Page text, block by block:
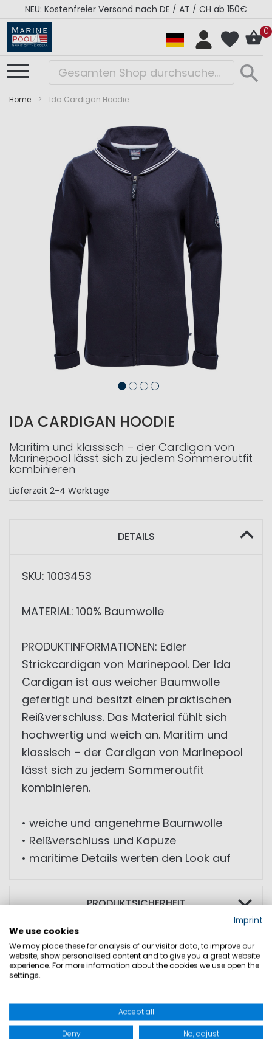
NEU: Kostenfreier Versand nach DE / AT / CH ab 150€
0
Home Ida Cardigan Hoodie
Bildergalerie
springen
Bildergalerie
springen
IDA CARDIGAN HOODIE
Maritim und klassisch – der Cardigan von
Marinepool lässt sich zu jedem Sommeroutfit
kombinieren
Lieferzeit 2-4 Werktage
DETAILS
SKU: 1003453
MATERIAL: 100% Baumwolle
PRODUKTINFORMATIONEN: Edler
Strickcardigan von Marinepool. Der Ida
Cardigan ist aus weicher Baumwolle
gefertigt und besitzt einen praktischen
Reißverschluss. Das Material fühlt sich
hochwertig und weich an. Maritim und
klassisch – der Cardigan von Marinepool
lässt sich zu jedem Sommeroutfit
kombinieren.
• weiche und angenehme Baumwolle
• Reißverschluss und Kapuze
• maritime Details werten den Look auf
PRODUKTSICHERHEIT
Imprint
We use cookies
We may place these for analysis of our visitor data, to improve our
website, show personalised content and to give you a great website
experience. For more information about the cookies we use open the
settings.
Accept all
Deny No, adjust